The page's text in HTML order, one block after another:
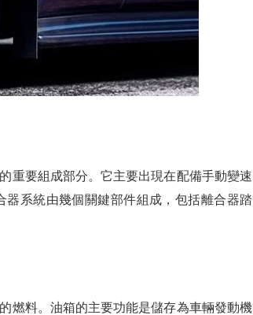
重要組成部分。它主要出現在配備手動變速
系統由幾個關鍵部件組成，包括離合器踏
燃料。油箱的主要功能是儲存為車輛發動機